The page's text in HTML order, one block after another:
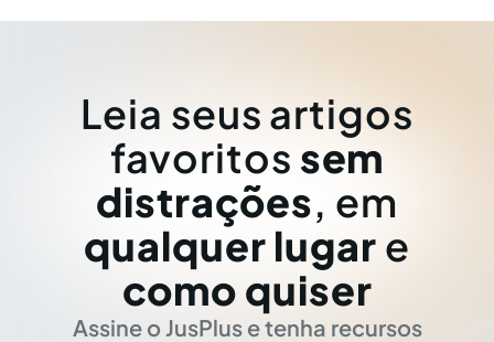
Leia seus artigos
favoritos sem
distrações, em
qualquer lugar e
como quiser
Assine o JusPlus e tenha recursos